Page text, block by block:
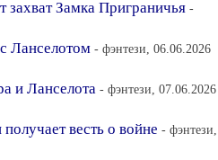
захват Замка Приграничья -
Ланселотом - фэнтези, 06.06.2026
и Ланселота - фэнтези, 07.06.2026
весть о войне - фэнтези,